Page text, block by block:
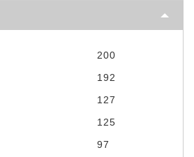
200
192
127
125
97